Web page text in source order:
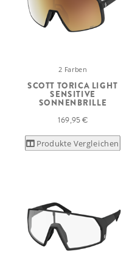
2 Farben
SCOTT TORICA LIGHT
SENSITIVE
SONNENBRILLE
169,95 €
Produkte Vergleichen